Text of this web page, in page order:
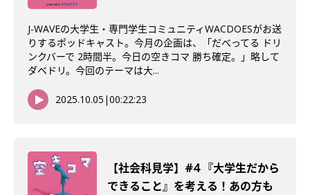
J-WAVEの大学生・専門学生コミュニティWACDOESがお送
りするポッドキャスト。今月の企画は、「だべってる ドリ
ンクバーで 2時間半。今日の空きコマ 勝ち確定。」略して
ダベドリ。今回のテーマは大...
2025.10.05 |00:22:23
【社会科見学】#4 『大学生だから
できること』を考える！あの方も